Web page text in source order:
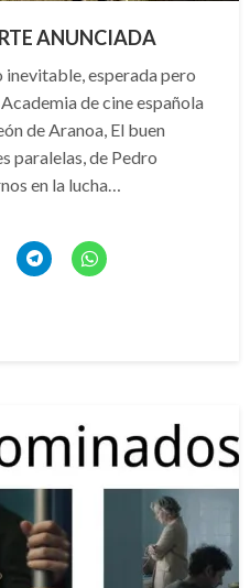
ANUNCIADA
inevitable, esperada pero
de cine española
de Aranoa, El buen
paralelas, de Pedro
en la lucha…